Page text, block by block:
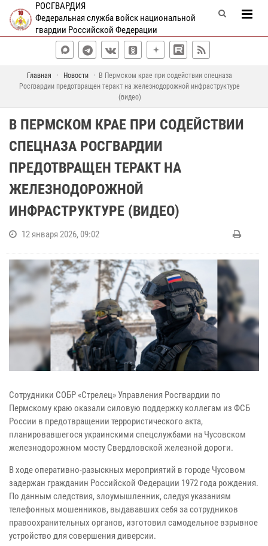
РОСГВАРДИЯ
Федеральная служба войск национальной
гвардии Российской Федерации
Главная Новости
В Пермском крае при содействии спецназа
Росгвардии предотвращен теракт на железнодорожной инфраструктуре
(видео)
В ПЕРМСКОМ КРАЕ ПРИ СОДЕЙСТВИИ
СПЕЦНАЗА РОСГВАРДИИ
ПРЕДОТВРАЩЕН ТЕРАКТ НА
ЖЕЛЕЗНОДОРОЖНОЙ
ИНФРАСТРУКТУРЕ (ВИДЕО)
12 января 2026, 09:02
Сотрудники СОБР «Стрелец» Управления Росгвардии по
Пермскому краю оказали силовую поддержку коллегам из ФСБ
России в предотвращении террористического акта,
планировавшегося украинскими спецслужбами на Чусовском
железнодорожном мосту Свердловской железной дороги.
В ходе оперативно-разыскных мероприятий в городе Чусовом
задержан гражданин Российской Федерации 1972 года рождения.
По данным следствия, злоумышленник, следуя указаниям
телефонных мошенников, выдававших себя за сотрудников
правоохранительных органов, изготовил самодельное взрывное
устройство для совершения диверсии.